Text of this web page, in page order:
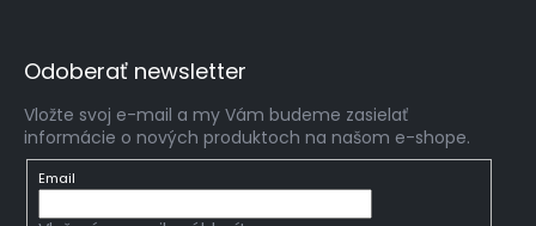
Odoberať newsletter
Vložte svoj e-mail a my Vám budeme zasielať
informácie o nových produktoch na našom e-shope.
Email